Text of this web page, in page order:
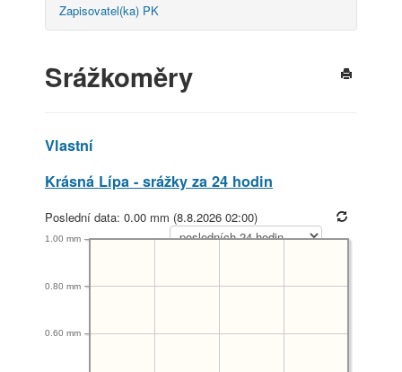
Zapisovatel(ka) PK
Srážkoměry
Vlastní
Krásná Lípa - srážky za 24 hodin
Poslední data: 0.00 mm (8.8.2026 02:00)
0.60 mm
0.80 mm
1.00 mm